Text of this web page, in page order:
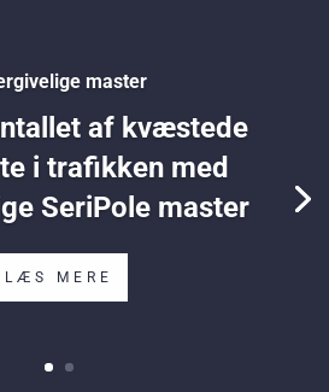
master
af kvæstede
i trafikken med
SeriPole master
LÆS MERE